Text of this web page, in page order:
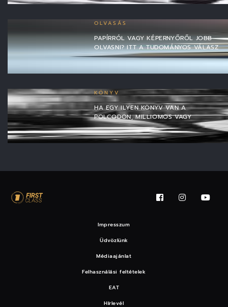
OLVASÁS
PAPÍRRÓL VAGY KÉPERNYŐRŐL JOBB
OLVASNI? ITT A TUDOMÁNYOS VÁLASZ
KÖNYV
HA EGY ILYEN KÖNYV VAN A
POLCODON, MILLIOMOS VAGY
Impresszum
Üdvözlünk
Médiaajánlat
Felhasználási feltételek
EAT
Hírlevél